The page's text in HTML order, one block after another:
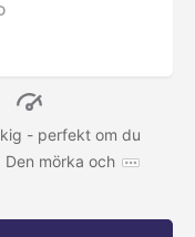
- perfekt om du
mörka och